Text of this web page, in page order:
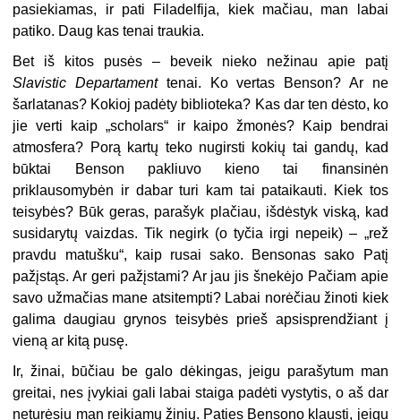
pasiekiamas, ir pati Filadelfija, kiek mačiau, man labai
patiko. Daug kas tenai traukia.
Bet iš kitos pusės – beveik nieko nežinau apie patį
Slavistic Departamenttenai. Ko vertas Benson? Ar ne
šarlatanas? Kokioj padėty biblioteka? Kas dar ten dėsto, ko
jie verti kaip „scholars“ ir kaipo žmonės? Kaip bendrai
atmosfera? Porą kartų teko nugirsti kokių tai gandų, kad
būktai Benson pakliuvo kieno tai finansinėn
priklausomybėn ir dabar turi kam tai pataikauti. Kiek tos
teisybės? Būk geras, parašyk plačiau, išdėstyk viską, kad
susidarytų vaizdas. Tik negirk (o tyčia irgi nepeik) – „rež
pravdu matušku“, kaip rusai sako. Bensonas sako Patį
pažįstąs. Ar geri pažįstami? Ar jau jis šnekėjo Pačiam apie
savo užmačias mane atsitempti? Labai norėčiau žinoti kiek
galima daugiau grynos teisybės prieš apsisprendžiant į
vieną ar kitą pusę.
Ir, žinai, būčiau be galo dėkingas, jeigu parašytum man
greitai, nes įvykiai gali labai staiga padėti vystytis, o aš dar
neturėsiu man reikiamų žinių. Paties Bensono klausti, jeigu